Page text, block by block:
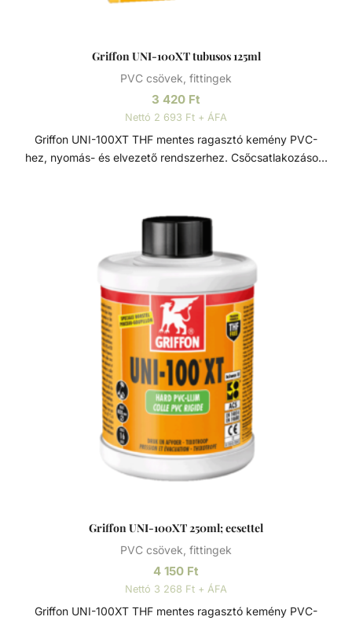
Griffon UNI-100XT tubusos 125ml
PVC csövek, fittingek
3 420 Ft
Nettó 2 693 Ft + ÁFA
Griffon UNI-100XT THF mentes ragasztó kemény PVC-
hez, nyomás- és elvezető rendszerhez. Csőcsatlakozások,
átmérőig nyomás alatti és lefolyó csövekhez
ajánlott: - EN1329 - 1452 - 1453 - 1455 - ISO15493 (PVC)
Griffon UNI-100XT 250ml; ecsettel
PVC csövek, fittingek
4 150 Ft
Nettó 3 268 Ft + ÁFA
Griffon UNI-100XT THF mentes ragasztó kemény PVC-